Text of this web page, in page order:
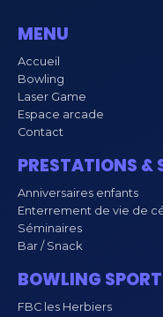
MENU
Accueil
Bowling
Laser Game
Espace arcade
Contact
PRESTATIONS &
Anniversaires enfants
Enterrement de vie de
Séminaires
Bar / Snack
BOWLING
FBC les Herbiers